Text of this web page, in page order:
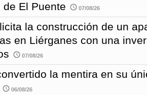
El Puente
07/08/26
la construcción de un
en Liérganes con una
07/08/26
la mentira en su
06/08/26